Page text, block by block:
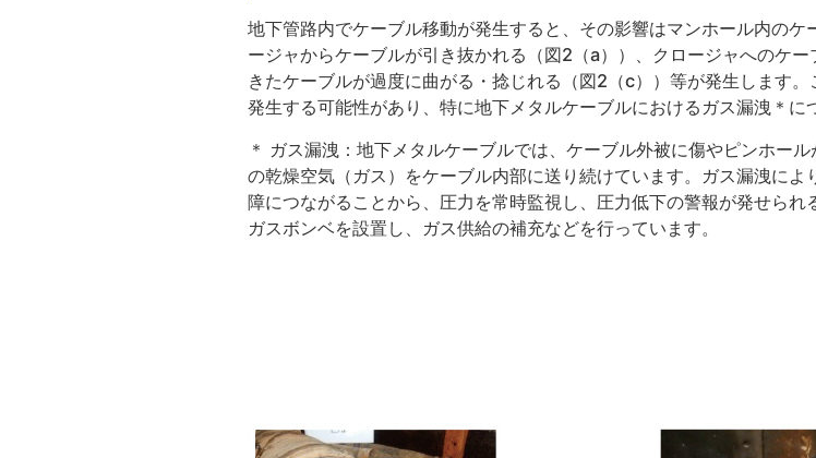
地下管路内でケーブル移動が発生すると、その影響はマンホール内の
ージャからケーブルが引き抜かれる（図2（a））、クロージャへのケ
きたケーブルが過度に曲がる・捻じれる（図2（c））等が発生します
発生する可能性があり、特に地下メタルケーブルにおけるガス漏洩＊に
＊ ガス漏洩：地下メタルケーブルでは、ケーブル外被に傷やピンホー
の乾燥空気（ガス）をケーブル内部に送り続けています。ガス漏洩に
障につながることから、圧力を常時監視し、圧力低下の警報が発せら
ガスボンベを設置し、ガス供給の補充などを行っています。